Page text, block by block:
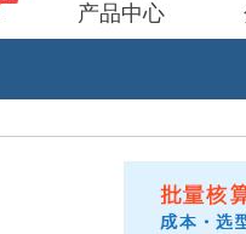
产品中心